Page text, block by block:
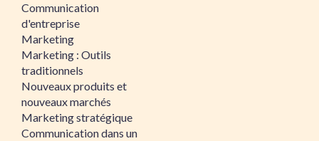
Communication
d'entreprise
Marketing
Marketing : Outils
traditionnels
Nouveaux produits et
nouveaux marchés
Marketing stratégique
Communication dans un